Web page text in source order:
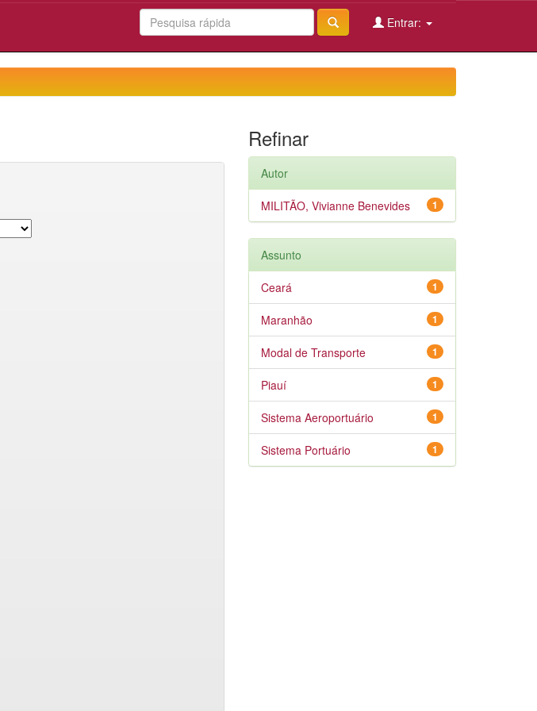
Entrar:
Refinar
Autor
1
MILITÃO, Vivianne Benevides
Assunto
1
Ceará
1
Maranhão
1
Modal de Transporte
1
Piauí
1
Sistema Aeroportuário
1
Sistema Portuário